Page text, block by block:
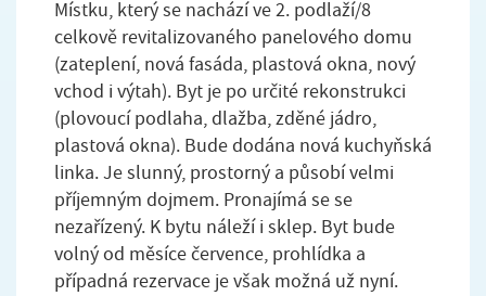
Místku, který se nachází ve 2. podlaží/8
celkově revitalizovaného panelového domu
(zateplení, nová fasáda, plastová okna, nový
vchod i výtah). Byt je po určité rekonstrukci
(plovoucí podlaha, dlažba, zděné jádro,
plastová okna). Bude dodána nová kuchyňská
linka. Je slunný, prostorný a působí velmi
příjemným dojmem. Pronajímá se se
nezařízený. K bytu náleží i sklep. Byt bude
volný od měsíce července, prohlídka a
případná rezervace je však možná už nyní.